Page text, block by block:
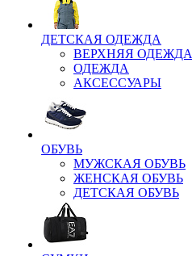
ДЕТСКАЯ ОДЕЖДА
ВЕРХНЯЯ ОДЕЖДА
ОДЕЖДА
АКСЕССУАРЫ
ОБУВЬ
МУЖСКАЯ ОБУВЬ
ЖЕНСКАЯ ОБУВЬ
ДЕТСКАЯ ОБУВЬ